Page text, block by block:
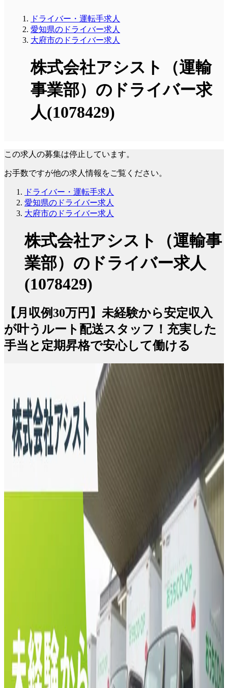
ドライバー・運転手求人
愛知県のドライバー求人
大府市のドライバー求人
株式会社アシスト（運輸
事業部）のドライバー求
人(1078429)
この求人の募集は停止しています。
お手数ですが他の求人情報をご覧ください。
ドライバー・運転手求人
愛知県のドライバー求人
大府市のドライバー求人
株式会社アシスト（運輸事
業部）のドライバー求人
(1078429)
【月収例30万円】未経験から安定収入
が叶うルート配送スタッフ！充実した
手当と定期昇格で安心して働ける